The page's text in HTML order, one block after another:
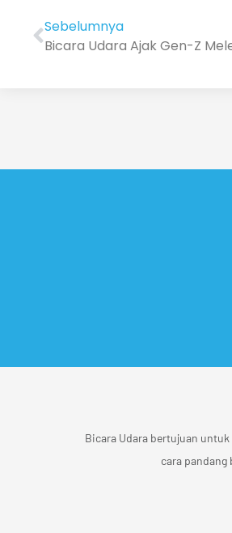
Sebelumnya
Bicara Udara bertujuan
cara